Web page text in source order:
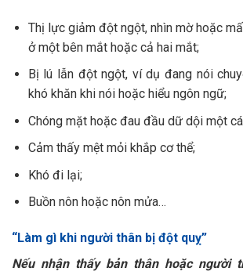
Thị lực giảm đột ngột, nhìn mờ hoặc
ở một bên mắt hoặc cả hai mắt;
Bị lú lẫn đột ngột, ví dụ đang nói
khó khăn khi nói hoặc hiểu ngôn ngữ;
Chóng mặt hoặc đau đầu dữ dội một
Cảm thấy mệt mỏi khắp cơ thể;
Khó đi lại;
Buồn nôn hoặc nôn mửa…
“Làm gì khi người thân bị đột quỵ”
Nếu nhận thấy bản thân hoặc người